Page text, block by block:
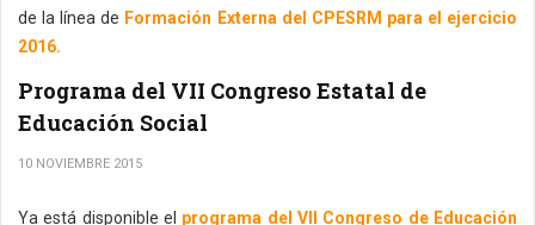
de la línea de Formación Externa del CPESRM para el ejercicio
2016.
Programa del VII Congreso Estatal de
Educación Social
10 NOVIEMBRE 2015
Ya está disponible el programa del VII Congreso de Educación